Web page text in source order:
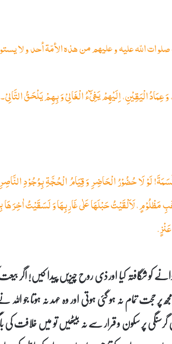
صلوات اللّه عليه و عليهم من هذه الأمّة أحد و
لَوْ لَا حُضُوْرُ الْحَاضِرِ وَ قِیَامُ الْحُجَّةِ بِوُجُوْدِ النَّاصِرِ
مَظْلُوْمٍ، لَاَلْقَیْتُ حَبْلَهَا عَلٰى غَارِبِهَا وَ لَسَقَیْتُ
کیا اور ذی روح چیزیں پیدا کیں! اگر
حجت تمام نہ ہو گئی ہوتی اور وہ عہد نہ ہوتا جو
گرسنگی پر سکون و قرار سے نہ بیٹھیں تو میں